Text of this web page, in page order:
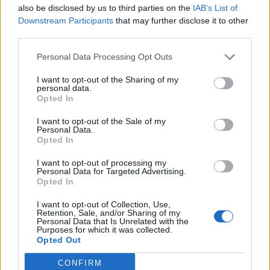
also be disclosed by us to third parties on the IAB’s List of
Downstream Participants that may further disclose it to other
Personal Data Processing Opt Outs
I want to opt-out of the Sharing of my
personal data.
Opted In
I want to opt-out of the Sale of my
Personal Data.
Opted In
I want to opt-out of processing my
Personal Data for Targeted Advertising.
Opted In
I want to opt-out of Collection, Use,
Retention, Sale, and/or Sharing of my
Personal Data that Is Unrelated with the
Purposes for which it was collected.
Opted Out
CONFIRM
Cómo hacer un
estudio de mercado
Una de las herramientas más usadas para hacer un
estudio de mercado es la encuesta. Estas ayudan de
de diferentes aspectos para sacar conclusiones sobre la
viabilidad de tu proyecto. Pero ¿qué pasos hay que seguir
Define objetivos. Antes de ponerte en marcha, plantea
mercado, a que cuestiones quieres encontrar la
respuesta para saber si tu proyecto puede triunfar.
Definir encuestas. Una vez tengas los objetivos claros,
céntrate en un tema que te interese estudiar, haz una